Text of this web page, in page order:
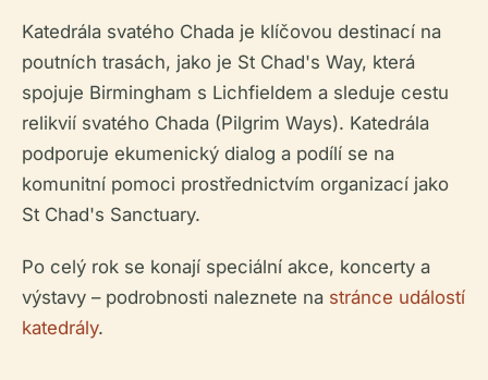
Katedrála svatého Chada je klíčovou destinací na
poutních trasách, jako je St Chad's Way, která
spojuje Birmingham s Lichfieldem a sleduje cestu
relikvií svatého Chada (Pilgrim Ways). Katedrála
podporuje ekumenický dialog a podílí se na
komunitní pomoci prostřednictvím organizací jako
St Chad's Sanctuary.
Po celý rok se konají speciální akce, koncerty a
výstavy – podrobnosti naleznete na stránce událostí
katedrály.